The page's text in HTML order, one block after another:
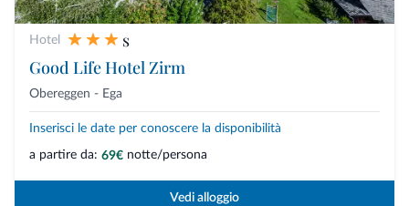
Hotel
s
Good Life Hotel Zirm
Obereggen - Ega
Inserisci le date per conoscere la disponibilità
a partire da: 69€ notte/persona
Vedi alloggio